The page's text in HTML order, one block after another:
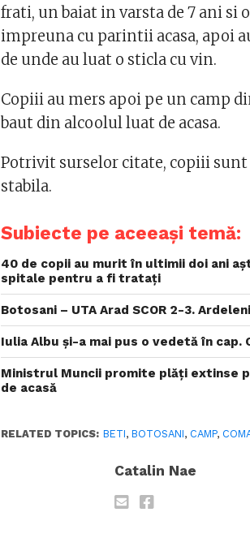
frati, un baiat in varsta de 7 ani si
impreuna cu parintii acasa, apoi
de unde au luat o sticla cu vin.
Copiii au mers apoi pe un camp
baut din alcoolul luat de acasa.
Potrivit surselor citate, copiii
stabila.
Subiecte pe aceeași temă:
40 de copii au murit în ultimii doi ani
spitale pentru a fi tratați
Botosani – UTA Arad SCOR 2-3.
Iulia Albu și-a mai pus o vedetă în cap.
Ministrul Muncii promite plăți extinse
de acasă
RELATED TOPICS: BETI,BOTOSANI, CAMP,
Catalin Nae